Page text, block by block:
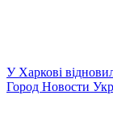
У Харкові
Город Новости